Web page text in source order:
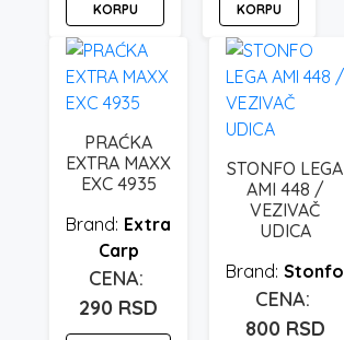
KORPU
KORPU
PRAĆKA
EXTRA MAXX
EXC 4935
Extra
Carp
290 RSD
STONFO LEGA
AMI 448 /
VEZIVAČ
UDICA
Stonfo
800 RSD